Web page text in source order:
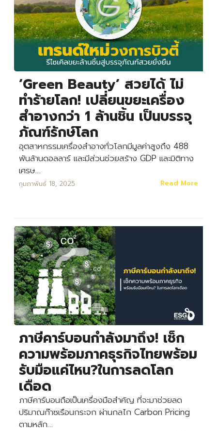
‘Green Beauty’ สวยได้ ไม่
ทำร้ายโลก! เปลี่ยนขยะเครื่อง
สำอางกว่า 1 ล้านชิ้น เป็นบรรจุ
ภัณฑ์รักษ์โลก
อุตสาหกรรมเครื่องสำอางทั่วโลกมีมูลค่าสูงถึง 488
พันล้านดอลลาร์ และมีส่วนช่วยสร้าง GDP และมิติทาง
เศรษ…
กุมภาพันธ์ 18, 2025 Read More
ภาษีคาร์บอนกำลังมาถึง! เช็ก
ความพร้อมภาคธุรกิจไทยพร้อม
รับมือแค่ไหน?ในการลดโลก
เดือด
ภาษีคาร์บอนถือเป็นเครื่องมือสําคัญ ที่จะมาช่วยลด
ปริมาณก๊าซเรือนกระจก ผ่านกลไก Carbon Pricing
ตามหลัก…